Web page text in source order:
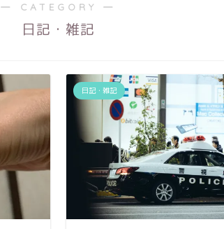
― CATEGORY ―
日記・雑記
日記・雑記